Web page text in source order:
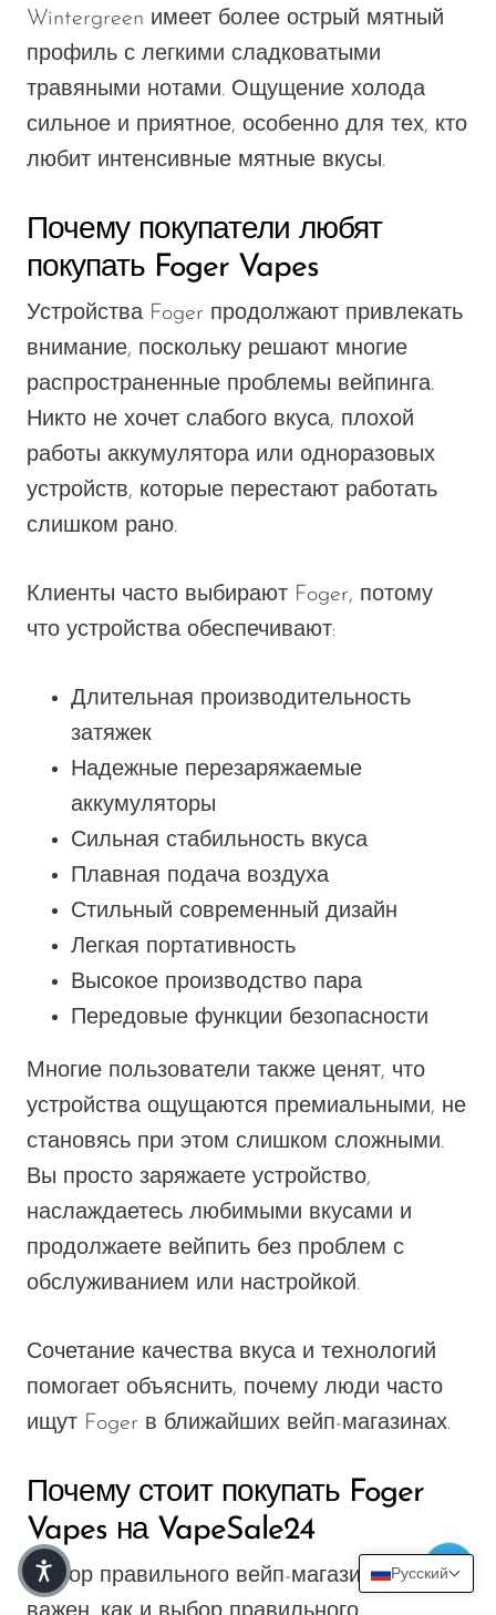
Русский
Wintergreen имеет более острый мятный
профиль с легкими сладковатыми
травяными нотами. Ощущение холода
сильное и приятное, особенно для тех, кто
любит интенсивные мятные вкусы.
Почему покупатели любят
покупать Foger Vapes
Устройства Foger продолжают привлекать
внимание, поскольку решают многие
распространенные проблемы вейпинга.
Никто не хочет слабого вкуса, плохой
работы аккумулятора или одноразовых
устройств, которые перестают работать
слишком рано.
Клиенты часто выбирают Foger, потому
что устройства обеспечивают:
Длительная производительность
затяжек
Надежные перезаряжаемые
аккумуляторы
Сильная стабильность вкуса
Плавная подача воздуха
Стильный современный дизайн
Легкая портативность
Высокое производство пара
Передовые функции безопасности
Многие пользователи также ценят, что
устройства ощущаются премиальными, не
становясь при этом слишком сложными.
Вы просто заряжаете устройство,
наслаждаетесь любимыми вкусами и
продолжаете вейпить без проблем с
обслуживанием или настройкой.
Сочетание качества вкуса и технологий
помогает объяснить, почему люди часто
ищут Foger в ближайших вейп-магазинах.
Почему стоит покупать Foger
Vapes на VapeSale24
Выбор правильного вейп-магазина так же